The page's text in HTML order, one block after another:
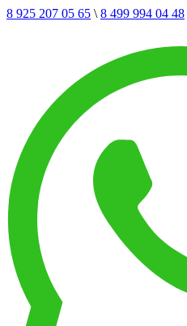
8 925 207 05 65 \ 8 499 994 04 48